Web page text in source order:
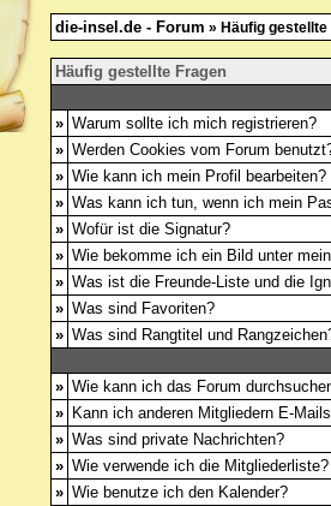
die-insel.de - Forum » Häufig gestellte
Häufig gestellte Fragen
» Warum sollte ich mich registrieren?
» Werden Cookies vom Forum
» Wie kann ich mein Profil bearbeiten?
» Was kann ich tun, wenn ich mein
» Wofür ist die Signatur?
» Wie bekomme ich ein Bild unter
» Was ist die Freunde-Liste und die
» Was sind Favoriten?
» Was sind Rangtitel und
» Wie kann ich das Forum
» Kann ich anderen Mitgliedern E-
» Was sind private Nachrichten?
» Wie verwende ich die Mitgliederliste?
» Wie benutze ich den Kalender?